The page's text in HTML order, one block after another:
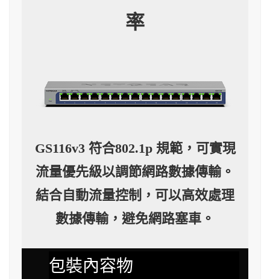
率
GS116v3 符合802.1p 規範，可實現
流量優先級以調節網路數據傳輸。
結合自動流量控制，可以高效處理
數據傳輸，避免網路塞車。
包裝內容物